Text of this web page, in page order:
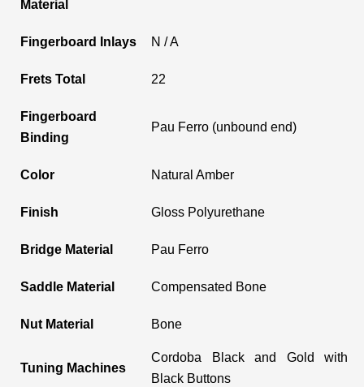
Material
Fingerboard Inlays N / A
Frets Total 22
Fingerboard
Binding
Pau Ferro (unbound end)
Color Natural Amber
Finish Gloss Polyurethane
Bridge Material Pau Ferro
Saddle Material Compensated Bone
Nut Material Bone
Tuning Machines
Cordoba Black and Gold with
Black Buttons